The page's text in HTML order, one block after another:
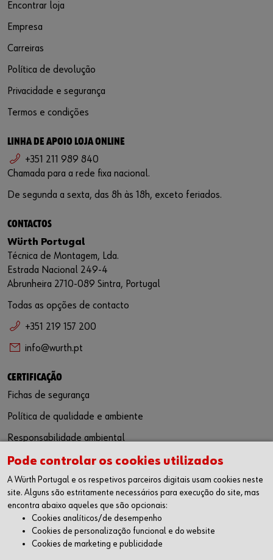
Encontrar loja
Empresa
Carreiras
Política de devolução
Privacidade e segurança
Termos e condições
LINHA DE APOIO LOJA ONLINE
+351 211 989 840
Chamada para a rede fixa nacional.
De segunda a sexta, das 8h às 18h, exceto feriados.
CONTACTOS
Würth Portugal
Técnica de Montagem, Lda.
Estrada Nacional 249-4
Abrunheira 2710-089 Sintra, Portugal
Todas as opções de contacto
+351 219 157 200
info@wurth.pt
CERTIFICAÇÃO
Fichas de segurança
Política de qualidade e ambiente
Responsabilidade ambiental
SIGA-NOS
Facebook
Instagram
LinkedIn
Youtube
WÜRTH APP
Pode controlar os cookies utilizados
A Würth Portugal e os respetivos parceiros digitais usam cookies neste
site. Alguns são estritamente necessários para execução do site, mas
encontra abaixo aqueles que são opcionais:
Cookies analíticos/de desempenho
Cookies de personalização funcional e do website
Cookies de marketing e publicidade